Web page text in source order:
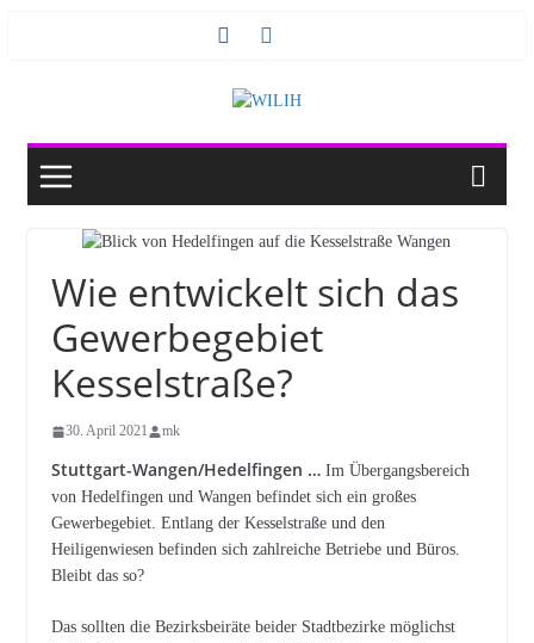
Wie entwickelt sich das
Gewerbegebiet
Kesselstraße?
30. April 2021 mk
Stuttgart-Wangen/Hedelfingen …Im Übergangsbereich
von Hedelfingen und Wangen befindet sich ein großes
Gewerbegebiet. Entlang der Kesselstraße und den
Heiligenwiesen befinden sich zahlreiche Betriebe und Büros.
Bleibt das so?
Das sollten die Bezirksbeiräte beider Stadtbezirke möglichst